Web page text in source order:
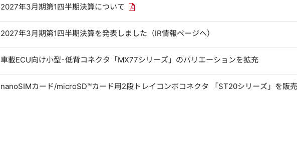
2027年3月期第1四半期決算について PDFリンクを新しいウィンドウで開きます
2027年3月期第1四半期決算を発表しました（IR情報ページへ）
車載ECU向け小型･低背コネクタ「MX77シリーズ」のバリエーションを拡充
nanoSIMカード/microSD™カード用2段トレイコンボコネクタ 「ST20シリーズ」を販